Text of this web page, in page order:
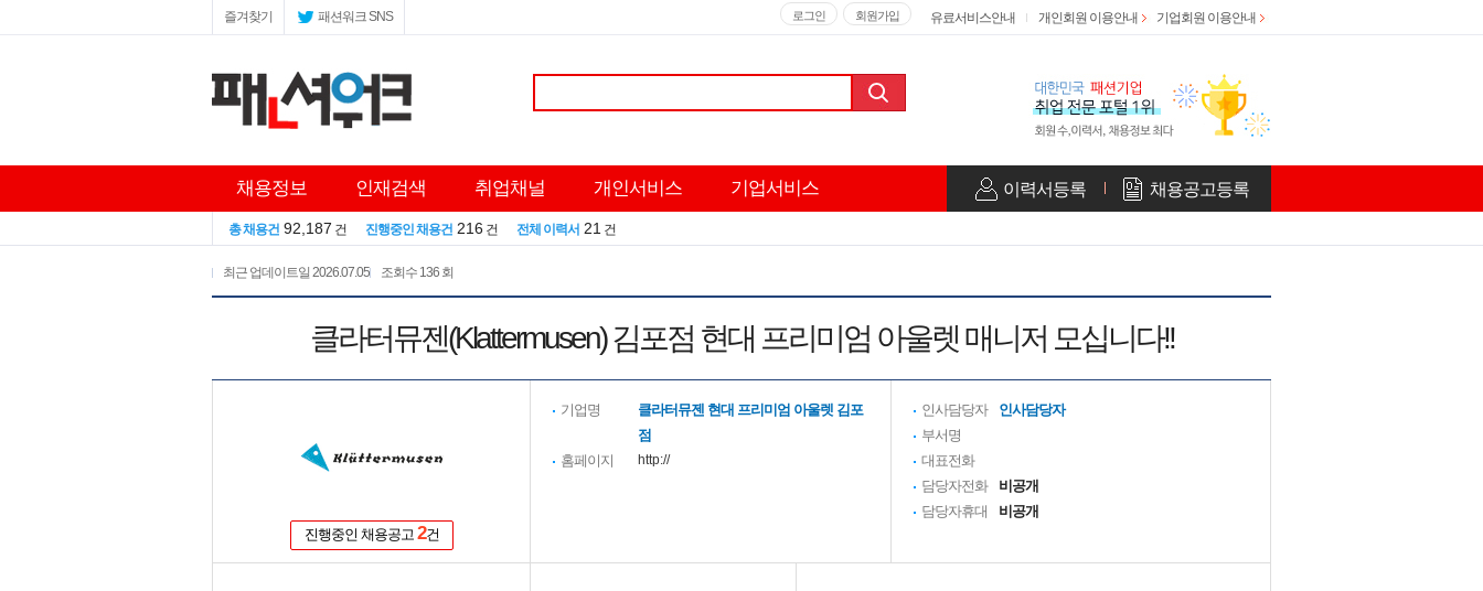
즐겨찾기 패션워크 SNS 로그인 회원가입 유료서비스안내 개인회원 이용안내 기업회원 이용안내
채용정보 인재검색 취업채널 개인서비스 기업서비스 이력서등록 채용공고등록
총 채용건 92,187 건 진행중인 채용건 216 건 전체 이력서 21 건
최근 업데이트일 2026.07.05 조회수 136 회
클라터뮤젠(Klattermusen) 김포점 현대 프리미엄 아울렛 매니저 모십니다!!
진행중인 채용공고 2건
기업명
클라터뮤젠 현대 프리미엄 아울렛 김포
점
홈페이지
http://
인사담당자
인사담당자
부서명
대표전화
담당자전화
비공개
담당자휴대
비공개